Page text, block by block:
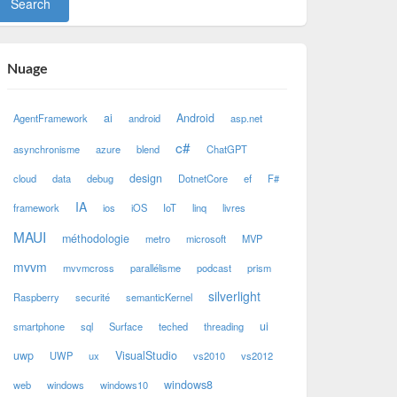
Nuage
AgentFramework ai android Android asp.net
asynchronisme azure blend c# ChatGPT
cloud data debug design DotnetCore ef F#
framework IA ios iOS IoT linq livres
MAUI méthodologie metro microsoft MVP
mvvm mvvmcross parallélisme podcast prism
Raspberry securité semanticKernel silverlight
smartphone sql Surface teched threading
ui
uwp
UWP ux VisualStudio vs2010 vs2012
web windows windows10 windows8